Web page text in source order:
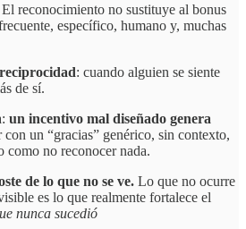
El reconocimiento no sustituye al bonus
específico, humano y, muchas
reciprocidad: cuando alguien se siente
de sí.
un incentivo mal diseñado genera
con un “gracias” genérico, sin contexto,
como no reconocer nada.
de lo que no se ve. Lo que no ocurre
es lo que realmente fortalece el
nunca sucedió